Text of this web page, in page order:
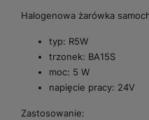
Halogenowa żarówka
typ: R5W
trzonek: BA15S
moc: 5 W
napięcie pracy: 24V
Zastosowanie: